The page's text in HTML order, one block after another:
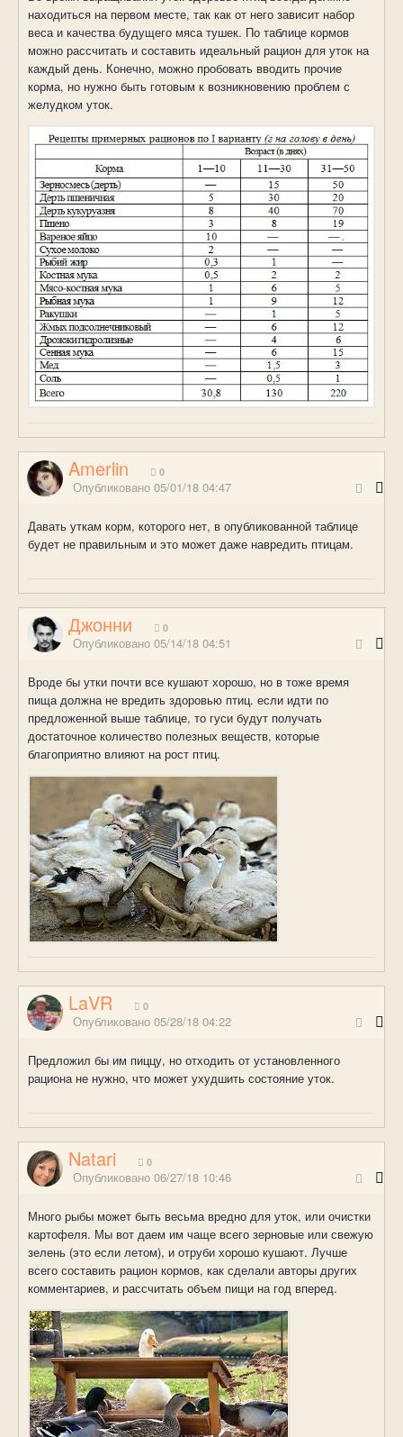
находиться на первом месте, так как от него зависит набор
веса и качества будущего мяса тушек. По таблице кормов
можно рассчитать и составить идеальный рацион для уток на
каждый день. Конечно, можно пробовать вводить прочие
корма, но нужно быть готовым к возникновению проблем с
желудком уток.
Amerlin 0
Опубликовано 05/01/18 04:47
Давать уткам корм, которого нет, в опубликованной таблице
будет не правильным и это может даже навредить птицам.
Джонни 0
Опубликовано 05/14/18 04:51
Вроде бы утки почти все кушают хорошо, но в тоже время
пища должна не вредить здоровью птиц. если идти по
предложенной выше таблице, то гуси будут получать
достаточное количество полезных веществ, которые
благоприятно влияют на рост птиц.
LaVR 0
Опубликовано 05/28/18 04:22
Предложил бы им пиццу, но отходить от установленного
рациона не нужно, что может ухудшить состояние уток.
Natari 0
Опубликовано 06/27/18 10:46
Много рыбы может быть весьма вредно для уток, или очистки
картофеля. Мы вот даем им чаще всего зерновые или свежую
зелень (это если летом), и отруби хорошо кушают. Лучше
всего составить рацион кормов, как сделали авторы других
комментариев, и рассчитать объем пищи на год вперед.